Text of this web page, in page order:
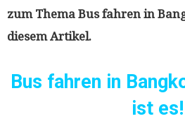
zum Thema Bus fahren in
diesem Artikel.
Bus fahren in
ist es!